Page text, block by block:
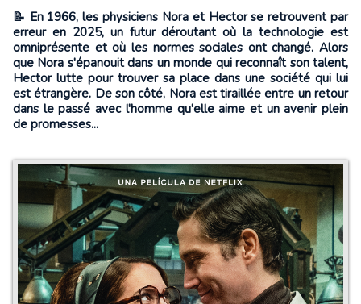
📝 En 1966, les physiciens Nora et Hector se retrouvent par
erreur en 2025, un futur déroutant où la technologie est
omniprésente et où les normes sociales ont changé. Alors
que Nora s'épanouit dans un monde qui reconnaît son talent,
Hector lutte pour trouver sa place dans une société qui lui
est étrangère. De son côté, Nora est tiraillée entre un retour
dans le passé avec l'homme qu'elle aime et un avenir plein
de promesses...